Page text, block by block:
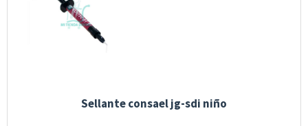
Sellante consael jg-sdi niño